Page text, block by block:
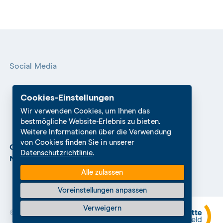
Cookies-Einstellungen
Wir verwenden Cookies, um Ihnen das
bestmögliche Website-Erlebnis zu bieten.
Weitere Informationen über die Verwendung
von Cookies finden Sie in unserer
Datenschutzrichtlinie.
Alle zulassen
Voreinstellungen anpassen
Verweigern
Social Media
© 2026 Die Mitte
Cookies Settings Datenschutz
Nutzungshinweise